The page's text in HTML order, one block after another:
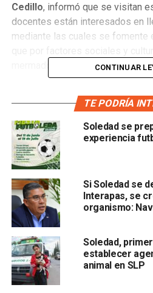
Cedillo, informó que se visitan
docentes están interesados en
mediante las cuales se fomente
cuenta con el apoyo de la
del área de Respuesta
“Comedogs, además de
adopciones y atención médica
estudiantes que posean
Informó que la primera escuela
actividad fue la preparatoria
presentó el programa
de promover el cuidado integral
en Fracción Rivera.
CONTINUAR
TE PODRÍA
Soledad se
experiencia
Si Soledad se
Interapas, se
organismo:
Soledad,
establecer
animal en SLP